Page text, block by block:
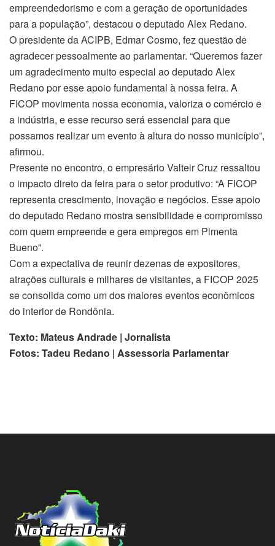
empreendedorismo e com a geração de oportunidades
para a população”, destacou o deputado Alex Redano.
O presidente da ACIPB, Edmar Cosmo, fez questão de
agradecer pessoalmente ao parlamentar. “Queremos fazer
um agradecimento muito especial ao deputado Alex
Redano por esse apoio fundamental à nossa feira. A
FICOP movimenta nossa economia, valoriza o comércio e
a indústria, e esse recurso será essencial para que
possamos realizar um evento à altura do nosso município”,
afirmou.
Presente no encontro, o empresário Valteir Cruz ressaltou
o impacto direto da feira para o setor produtivo: “A FICOP
representa crescimento, inovação e negócios. Esse apoio
do deputado Redano mostra sensibilidade e compromisso
com quem empreende e gera empregos em Pimenta
Bueno”.
Com a expectativa de reunir dezenas de expositores,
atrações culturais e milhares de visitantes, a FICOP 2025
se consolida como um dos maiores eventos econômicos
do interior de Rondônia.
Texto: Mateus Andrade | Jornalista
Fotos: Tadeu Redano | Assessoria Parlamentar